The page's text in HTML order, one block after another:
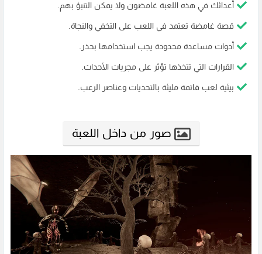
أعدائك في هذه اللعبة غامضون ولا يمكن التنبؤ بهم.
قصة غامضة تعتمد في اللعب على التخفي والنجاة.
أدوات مساعدة محدودة يجب استخدامها بحذر.
القرارات التي تتخذها تؤثر على مجريات الأحداث.
بيئية لعب قاتمة مليئة بالتحديات وعناصر الرعب.
صور من داخل اللعبة